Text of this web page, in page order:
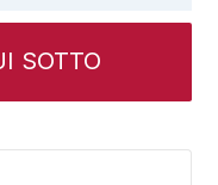
SOTTO